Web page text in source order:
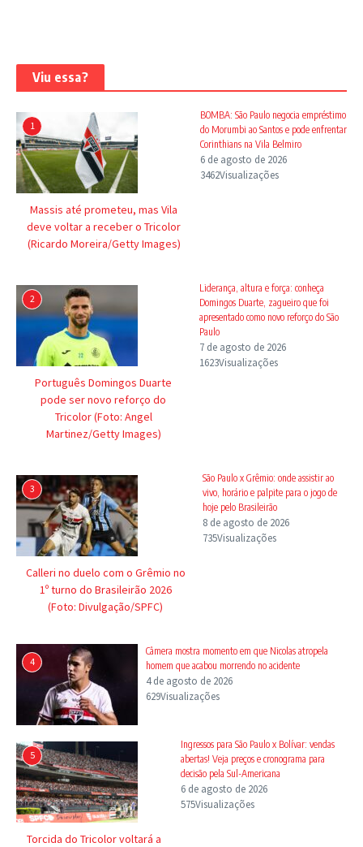
Viu essa?
1
Massis até prometeu, mas Vila
deve voltar a receber o Tricolor
(Ricardo Moreira/Getty Images)
BOMBA: São Paulo negocia empréstimo
do Morumbi ao Santos e pode enfrentar
Corinthians na Vila Belmiro
6 de agosto de 2026
3462Visualizações
2
Português Domingos Duarte
pode ser novo reforço do
Tricolor (Foto: Angel
Martinez/Getty Images)
Liderança, altura e força: conheça
Domingos Duarte, zagueiro que foi
apresentado como novo reforço do São
Paulo
7 de agosto de 2026
1623Visualizações
3
Calleri no duelo com o Grêmio no
1º turno do Brasileirão 2026
(Foto: Divulgação/SPFC)
São Paulo x Grêmio: onde assistir ao
vivo, horário e palpite para o jogo de
hoje pelo Brasileirão
8 de agosto de 2026
735Visualizações
4
Câmera mostra momento em que Nicolas atropela
homem que acabou morrendo no acidente
4 de agosto de 2026
629Visualizações
5
Torcida do Tricolor voltará a
Ingressos para São Paulo x Bolívar: vendas
abertas! Veja preços e cronograma para
decisão pela Sul-Americana
6 de agosto de 2026
575Visualizações